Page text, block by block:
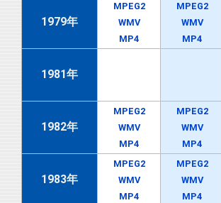
1979年
MPEG2
WMV
MP4
MPEG2
WMV
MP4
1981年
1982年
MPEG2
WMV
MP4
MPEG2
WMV
MP4
1983年
MPEG2
WMV
MP4
MPEG2
WMV
MP4